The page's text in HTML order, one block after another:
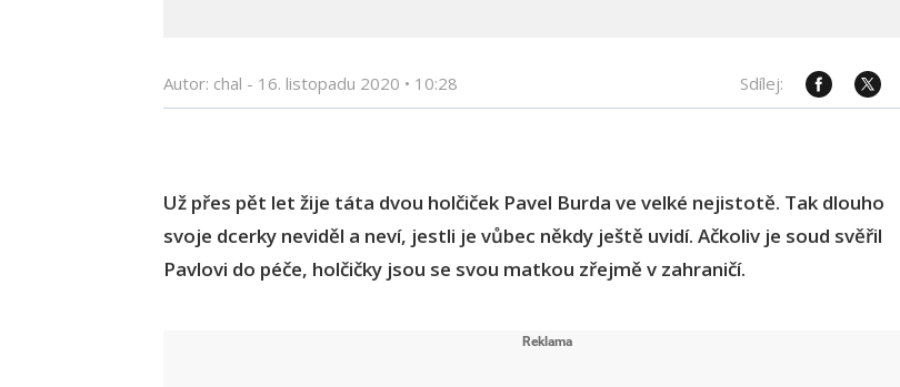
Autor: chal - 16. listopadu 2020 • 10:28 Sdílej:
Už přes pět let žije táta dvou holčiček Pavel Burda ve velké nejistotě. Tak dlouho
svoje dcerky neviděl a neví, jestli je vůbec někdy ještě uvidí. Ačkoliv je soud svěřil
Pavlovi do péče, holčičky jsou se svou matkou zřejmě v zahraničí.